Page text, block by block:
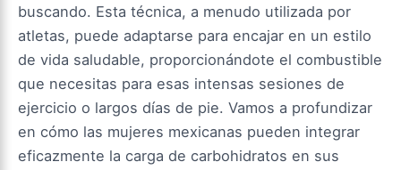
buscando. Esta técnica, a menudo utilizada por
atletas, puede adaptarse para encajar en un estilo
de vida saludable, proporcionándote el combustible
que necesitas para esas intensas sesiones de
ejercicio o largos días de pie. Vamos a profundizar
en cómo las mujeres mexicanas pueden integrar
eficazmente la carga de carbohidratos en sus